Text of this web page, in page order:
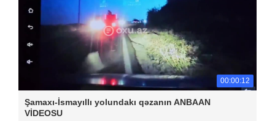
00:00:12
Şamaxı-İsmayıllı yolundakı qəzanın ANBAAN
VİDEOSU